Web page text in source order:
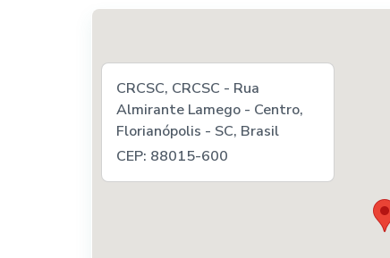
CRCSC, CRCSC - Rua
Almirante Lamego - Centro,
Florianópolis - SC, Brasil
CEP: 88015-600